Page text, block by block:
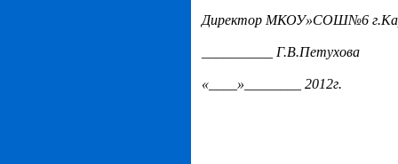
Директор МКОУ»СОШ№6
__________ Г.В.Петухова
«____»________ 2012г.